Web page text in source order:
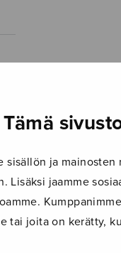
Tämä
sisällön ja
Lisäksi jaamme
tai joita on kerätty,